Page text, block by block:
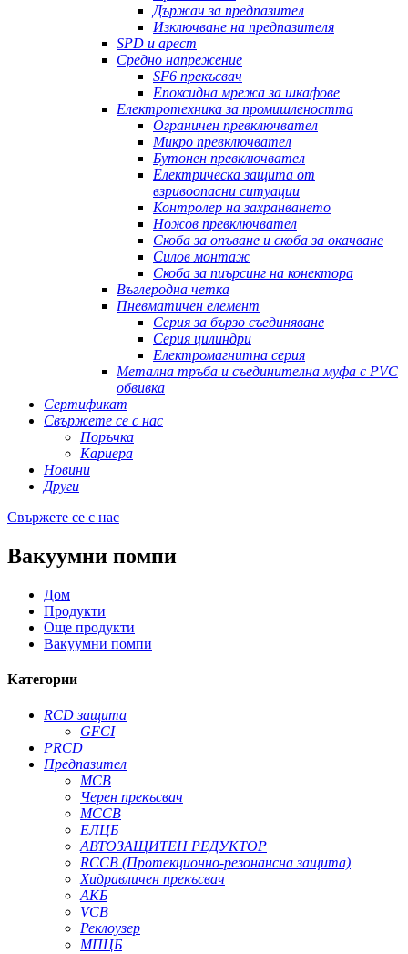
Държач за предпазител
Изключване на предпазителя
SPD и арест
Средно напрежение
SF6 прекъсвач
Епоксидна мрежа за шкафове
Електротехника за промишлеността
Ограничен превключвател
Микро превключвател
Бутонен превключвател
Електрическа защита от
взривоопасни ситуации
Контролер на захранването
Ножов превключвател
Скоба за опъване и скоба за окачване
Силов монтаж
Скоба за пиърсинг на конектора
Въглеродна четка
Пневматичен елемент
Серия за бързо съединяване
Серия цилиндри
Електромагнитна серия
Метална тръба и съединителна муфа с PVC
обвивка
Сертификат
Свържете се с нас
Поръчка
Кариера
Новини
Други
Свържете се с нас
Вакуумни помпи
Дом
Продукти
Още продукти
Вакуумни помпи
Категории
RCD защита
GFCI
PRCD
Предпазител
MCB
Черен прекъсвач
MCCB
ЕЛЦБ
АВТОЗАЩИТЕН РЕДУКТОР
RCCB (Протекционно-резонансна защита)
Хидравличен прекъсвач
АКБ
VCB
Реклоузер
МПЦБ